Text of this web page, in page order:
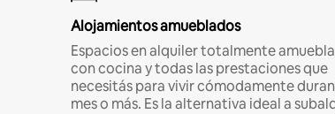
Alojamientos amueblados
Espacios en alquiler totalmente
con cocina y todas las prestaciones que
necesitás para vivir cómodamente
mes o más. Es la alternativa ideal a